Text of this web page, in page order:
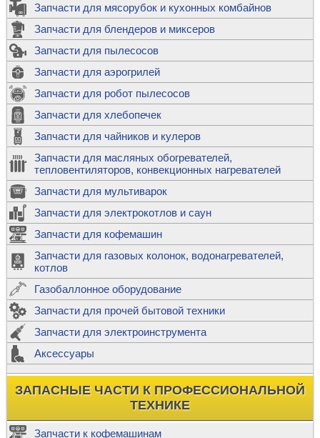
Запчасти для мясорубок и кухонных комбайнов
Запчасти для блендеров и миксеров
Запчасти для пылесосов
Запчасти для аэрогрилей
Запчасти для робот пылесосов
Запчасти для хлебопечек
Запчасти для чайников и кулеров
Запчасти для масляных обогревателей,
тепловентиляторов, конвекционных нагревателей
Запчасти для мультиварок
Запчасти для электрокотлов и саун
Запчасти для кофемашин
Запчасти для газовых колонок, водонагревателей,
котлов
Газобаллонное оборудование
Запчасти для прочей бытовой техники
Запчасти для электроинструмента
Аксессуары
ЗАПАСНЫЕ ЧАСТИ К ПРОФЕССИОНАЛЬНОЙ
ТЕХНИКЕ
Запчасти к кофемашинам